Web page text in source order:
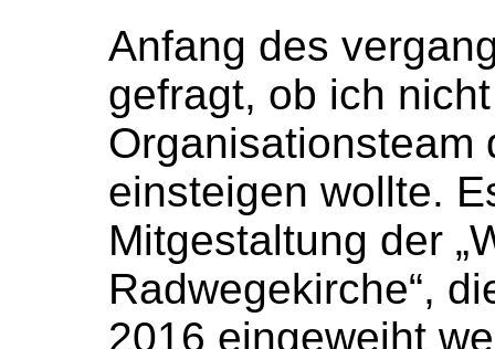
Anfang des
gefragt, ob ich
Organisationsteam
einsteigen wollte.
Mitgestaltung der
Radwegekirche“,
2016 eingeweiht